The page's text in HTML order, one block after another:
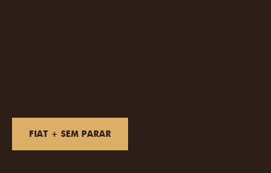
FIAT + SEM PARAR